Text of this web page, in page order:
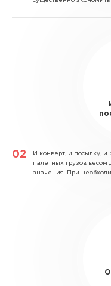
И конверт, и посылку, и
палетных грузов весом
значения. При